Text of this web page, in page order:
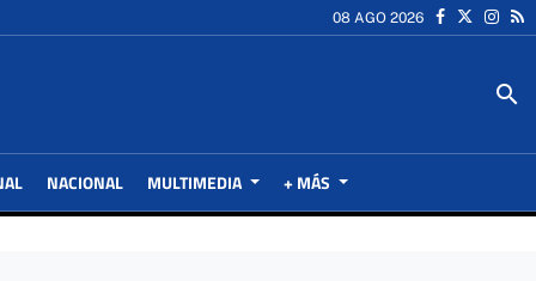
08 AGO 2026
search
NACIONAL MULTIMEDIA + MÁS